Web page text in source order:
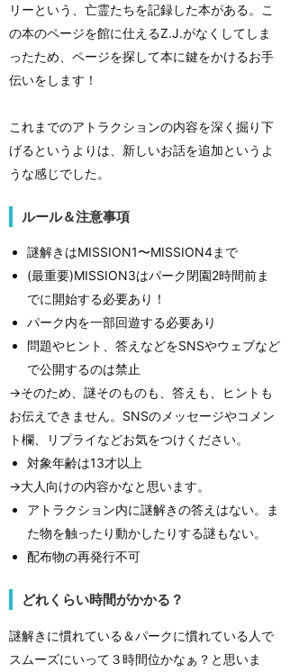
リーという、亡霊たちを記録した本がある。こ
の本のページを館に仕えるZ.J.がなくしてしま
ったため、ページを探して本に鍵をかけるお手
伝いをします！
これまでのアトラクションの内容を深く掘り下
げるというよりは、新しいお話を追加というよ
うな感じでした。
ルール＆注意事項
謎解きはMISSION1〜MISSION4まで
(最重要)MISSION3はパーク閉園2時間前ま
でに開始する必要あり！
パーク内を一部回遊する必要あり
問題やヒント、答えなどをSNSやウェブなど
で公開するのは禁止
→そのため、謎そのものも、答えも、ヒントも
お伝えできません。SNSのメッセージやコメン
ト欄、リプライなどお気をつけください。
対象年齢は13才以上
→大人向けの内容かなと思います。
アトラクション内に謎解きの答えはない。ま
た物を触ったり動かしたりする謎もない。
配布物の再発行不可
どれくらい時間がかかる？
謎解きに慣れている＆パークに慣れている人で
スムーズにいって３時間位かなぁ？と思いま